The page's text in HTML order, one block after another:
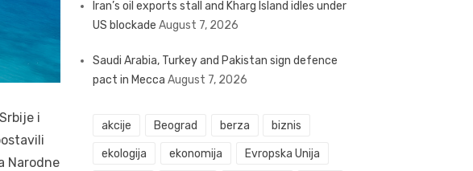
i
Narodne
Iran’s oil exports stall and Kharg Island idles under
US blockade August 7, 2026
Saudi Arabia, Turkey and Pakistan sign defence
pact in Mecca August 7, 2026
akcije Beograd berza biznis
ekologija ekonomija Evropska Unija